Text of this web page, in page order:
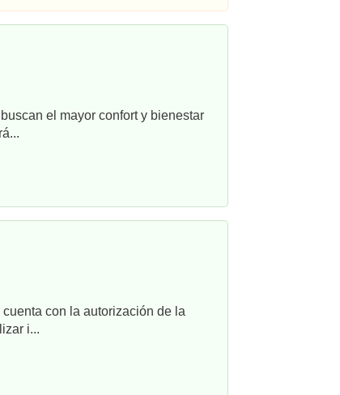
el mayor confort y bienestar
con la autorización de la
i...